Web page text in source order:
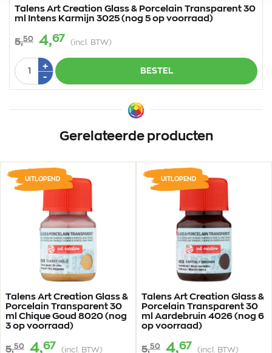
Talens Art Creation Glass & Porcelain Transparent 30
ml Intens Karmijn 3025 (nog 5 op voorraad)
5,50 4,67 (incl. BTW)
Aantal
+Plus
-Min
1
BESTEL
Gerelateerde producten
Talens Art Creation Glass &
Porcelain Transparent 30
ml Chique Goud 8020 (nog
3 op voorraad)
5,50 4,67 (incl. BTW)
UITLOPEND
Talens Art Creation Glass &
Porcelain Transparent 30
ml Aardebruin 4026 (nog 6
op voorraad)
5,50 4,67 (incl. BTW)
UITLOPEND